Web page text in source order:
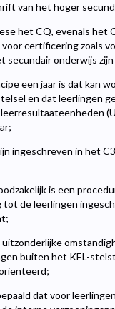
van het hoger
het CQ, evenals het
certificering zoals
onderwijs
een jaar is dat kan
en dat leerlingen
ingeschreven in het
is een
de leerlingen
buiten het KEL-
dat voor